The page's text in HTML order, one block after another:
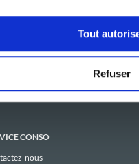
Tout
Refuser
CONSO
nous